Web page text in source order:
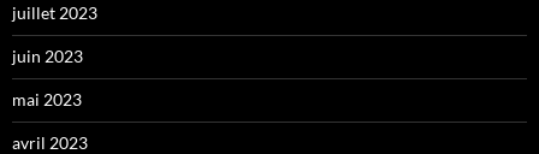
juillet 2023
juin 2023
mai 2023
avril 2023